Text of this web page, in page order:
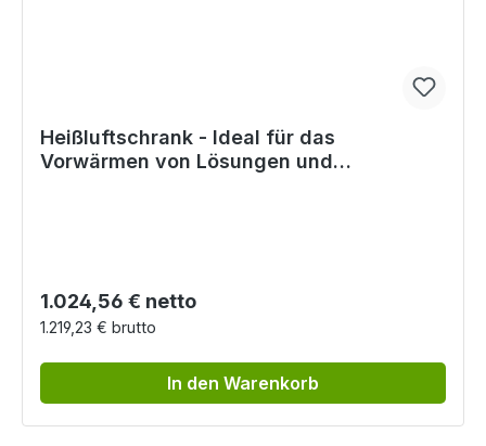
Heißluftschrank - Ideal für das
Vorwärmen von Lösungen und
Regulärer Preis:
1.024,56 € netto
1.219,23 € brutto
In den Warenkorb